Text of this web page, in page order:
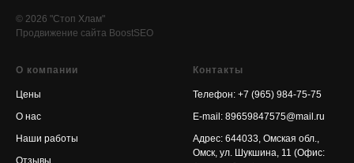
© 2026 "Стоп Хлам"
Продвижение сайта BoostSEO
О компании
Цены
О нас
Наши работы
Контакты
Телефон: +7 (965) 984-75-75
E-mail: 89659847575@mail.ru
Адрес: 644033, Омская обл.,
Омск, ул. Шукшина, 11 (Офис: